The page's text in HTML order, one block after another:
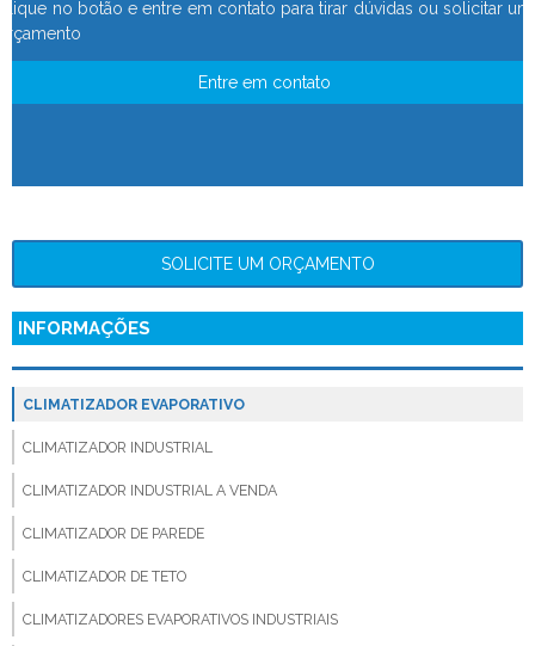
no botão e entre em contato para tirar dúvidas ou solicitar um
Entre em contato
SOLICITE UM ORÇAMENTO
INFORMAÇÕES
CLIMATIZADOR EVAPORATIVO
CLIMATIZADOR INDUSTRIAL
CLIMATIZADOR INDUSTRIAL A VENDA
CLIMATIZADOR DE PAREDE
CLIMATIZADOR DE TETO
CLIMATIZADORES EVAPORATIVOS INDUSTRIAIS